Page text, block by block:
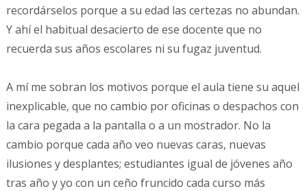
recordárselos porque a su edad las certezas no abundan.
Y ahí el habitual desacierto de ese docente que no
recuerda sus años escolares ni su fugaz juventud.
A mí me sobran los motivos porque el aula tiene su aquel
inexplicable, que no cambio por oficinas o despachos con
la cara pegada a la pantalla o a un mostrador. No la
cambio porque cada año veo nuevas caras, nuevas
ilusiones y desplantes; estudiantes igual de jóvenes año
tras año y yo con un ceño fruncido cada curso más